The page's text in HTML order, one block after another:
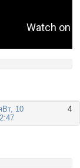
4
Вт, 10